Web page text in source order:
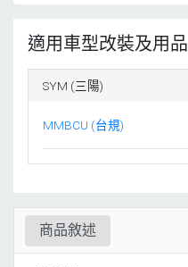
適用車型改裝及用品
SYM (三陽)
MMBCU (台規)
商品敘述